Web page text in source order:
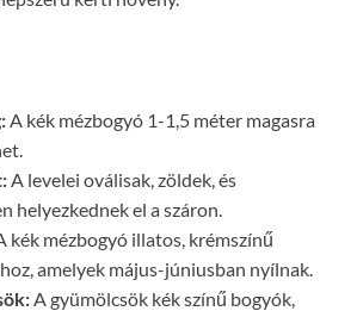
A kék mézbogyó 1-1,5 méter magasra
A levelei oválisak, zöldek, és
helyezkednek el a száron.
kék mézbogyó illatos, krémszínű
amelyek május-júniusban nyílnak.
A gyümölcsök kék színű bogyók,